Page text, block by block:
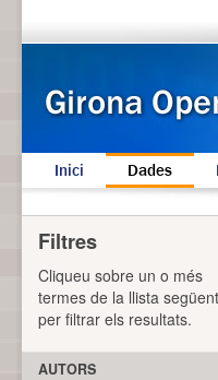
Inici Dades
Filtres
Cliqueu sobre un o més
termes de la llista següent
per filtrar els resultats.
AUTORS